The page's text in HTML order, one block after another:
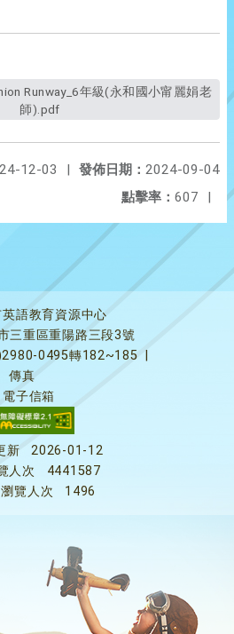
師).pdf
發佈日期： 2024-09-04
12-03
|
點擊率： 607 |
英語教育資源中心
三重區重陽路三段3號
0495轉182~185
傳真
電子信箱
新
2026-01-12
人次
4441587
覽人次
1496